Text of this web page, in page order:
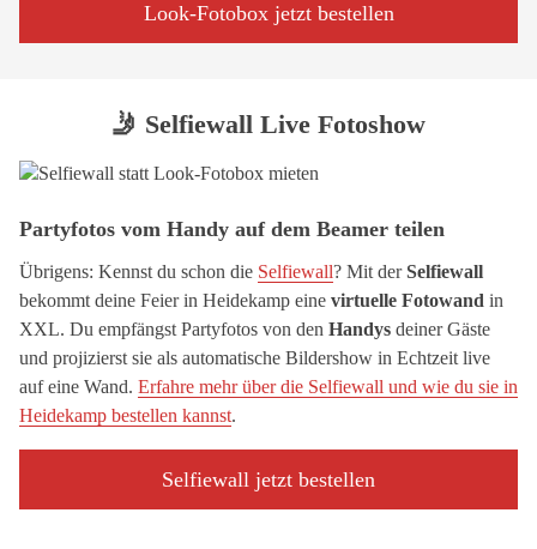
Look-Fotobox jetzt bestellen
🤳 Selfiewall Live Fotoshow
Partyfotos vom Handy auf dem Beamer teilen
Übrigens: Kennst du schon die Selfiewall? Mit derSelfiewall
bekommt deine Feier in Heidekamp eine virtuelle Fotowand in
XXL. Du empfängst Partyfotos von den Handys deiner Gäste
und projizierst sie als automatische Bildershow in Echtzeit live
auf eine Wand. Erfahre mehr über die Selfiewall und wie du sie in
Heidekamp bestellen kannst.
Selfiewall jetzt bestellen